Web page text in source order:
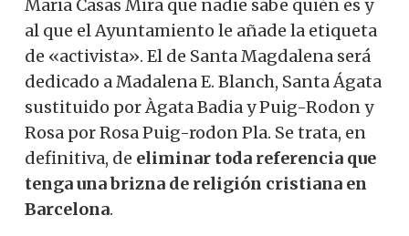
Maria Casas Mira que nadie sabe quién es y
al que el Ayuntamiento le añade la etiqueta
de «activista». El de Santa Magdalena será
dedicado a Madalena E. Blanch, Santa Ágata
sustituido por Àgata Badia y Puig-Rodon y
Rosa por Rosa Puig-rodon Pla. Se trata, en
definitiva, de eliminar toda referencia que
tenga una brizna de religión cristiana en
Barcelona.